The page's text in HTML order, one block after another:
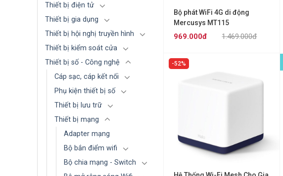
Thiết bị điện tử
Thiết bị gia dụng
Thiết bị hội nghị truyền hình
Thiết bị kiểm soát cửa
Thiết bị số - Công nghệ
Cáp sạc, cáp kết nối
Phụ kiện thiết bị số
Thiết bị lưu trữ
Thiết bị mạng
Adapter mạng
Bộ bắn điểm wifi
Bộ chia mạng - Switch
Bộ phát WiFi 4G di động
Mercusys MT115
1.469.000đ
969.000đ
52%